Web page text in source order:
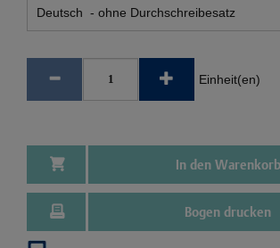
Einheit(en)
In den Warenkorb
Bogen drucken